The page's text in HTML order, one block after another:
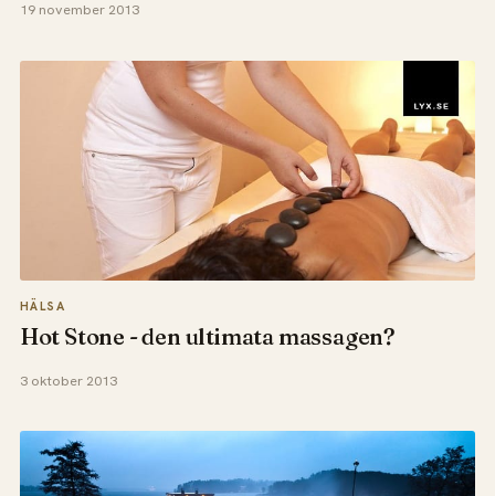
19 november 2013
HÄLSA
Hot Stone - den ultimata massagen?
3 oktober 2013